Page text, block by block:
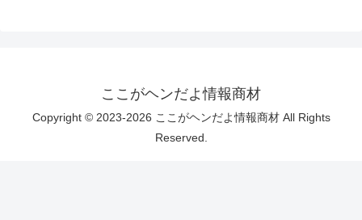
ここがヘンだよ情報商材
Copyright © 2023-2026 ここがヘンだよ情報商材 All Rights
Reserved.